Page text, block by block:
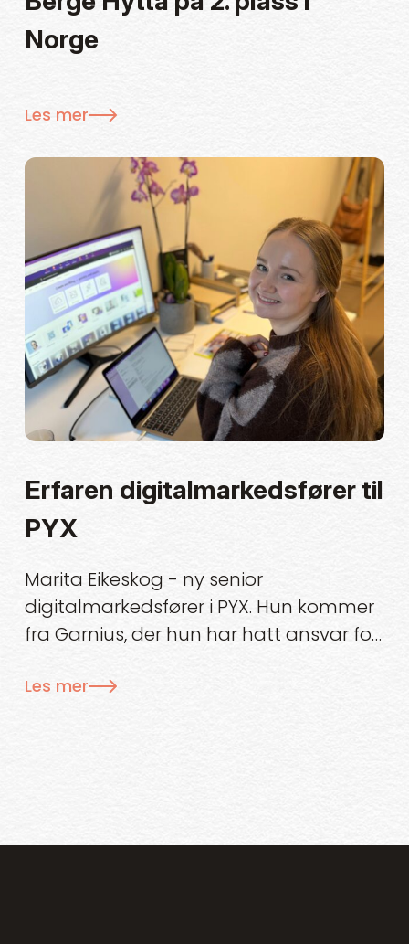
Norge
Les mer
Erfaren digitalmarkedsfører til
PYX
Marita Eikeskog - ny senior
digitalmarkedsfører i PYX. Hun kommer
fra Garnius, der hun har hatt ansvar for
Les mer